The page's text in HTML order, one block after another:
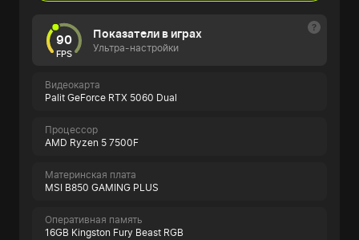
90
FPS
Показатели в играх
Ультра-настройки
Видеокарта
Palit GeForce RTX 5060 Dual
Процессор
AMD Ryzen 5 7500F
Материнская плата
MSI B850 GAMING PLUS
Оперативная память
16GB Kingston Fury Beast RGB